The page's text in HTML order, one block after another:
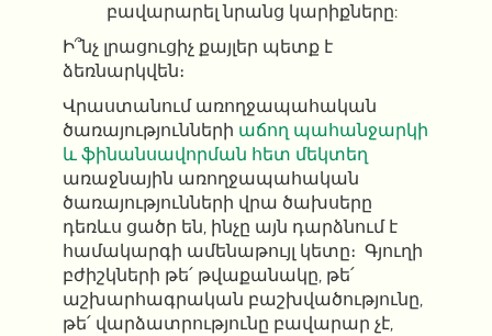
բավարարել նրանց կարիքները:
Ի՞նչ լրացուցիչ քայլեր պետք է
ձեռնարկվեն։
Վրաստանում առողջապահական
ծառայությունների աճող պահանջարկի
և ֆինանսավորման հետ մեկտեղ
առաջնային առողջապահական
ծառայությունների վրա ծախսերը
դեռևս ցածր են, ինչը այն դարձնում է
համակարգի ամենաթույլ կետը։ Գյուղի
բժիշկների թե՛ թվաքանակը, թե՛
աշխարհագրական բաշխվածությունը,
թե՛ վարձատրությունը բավարար չէ,